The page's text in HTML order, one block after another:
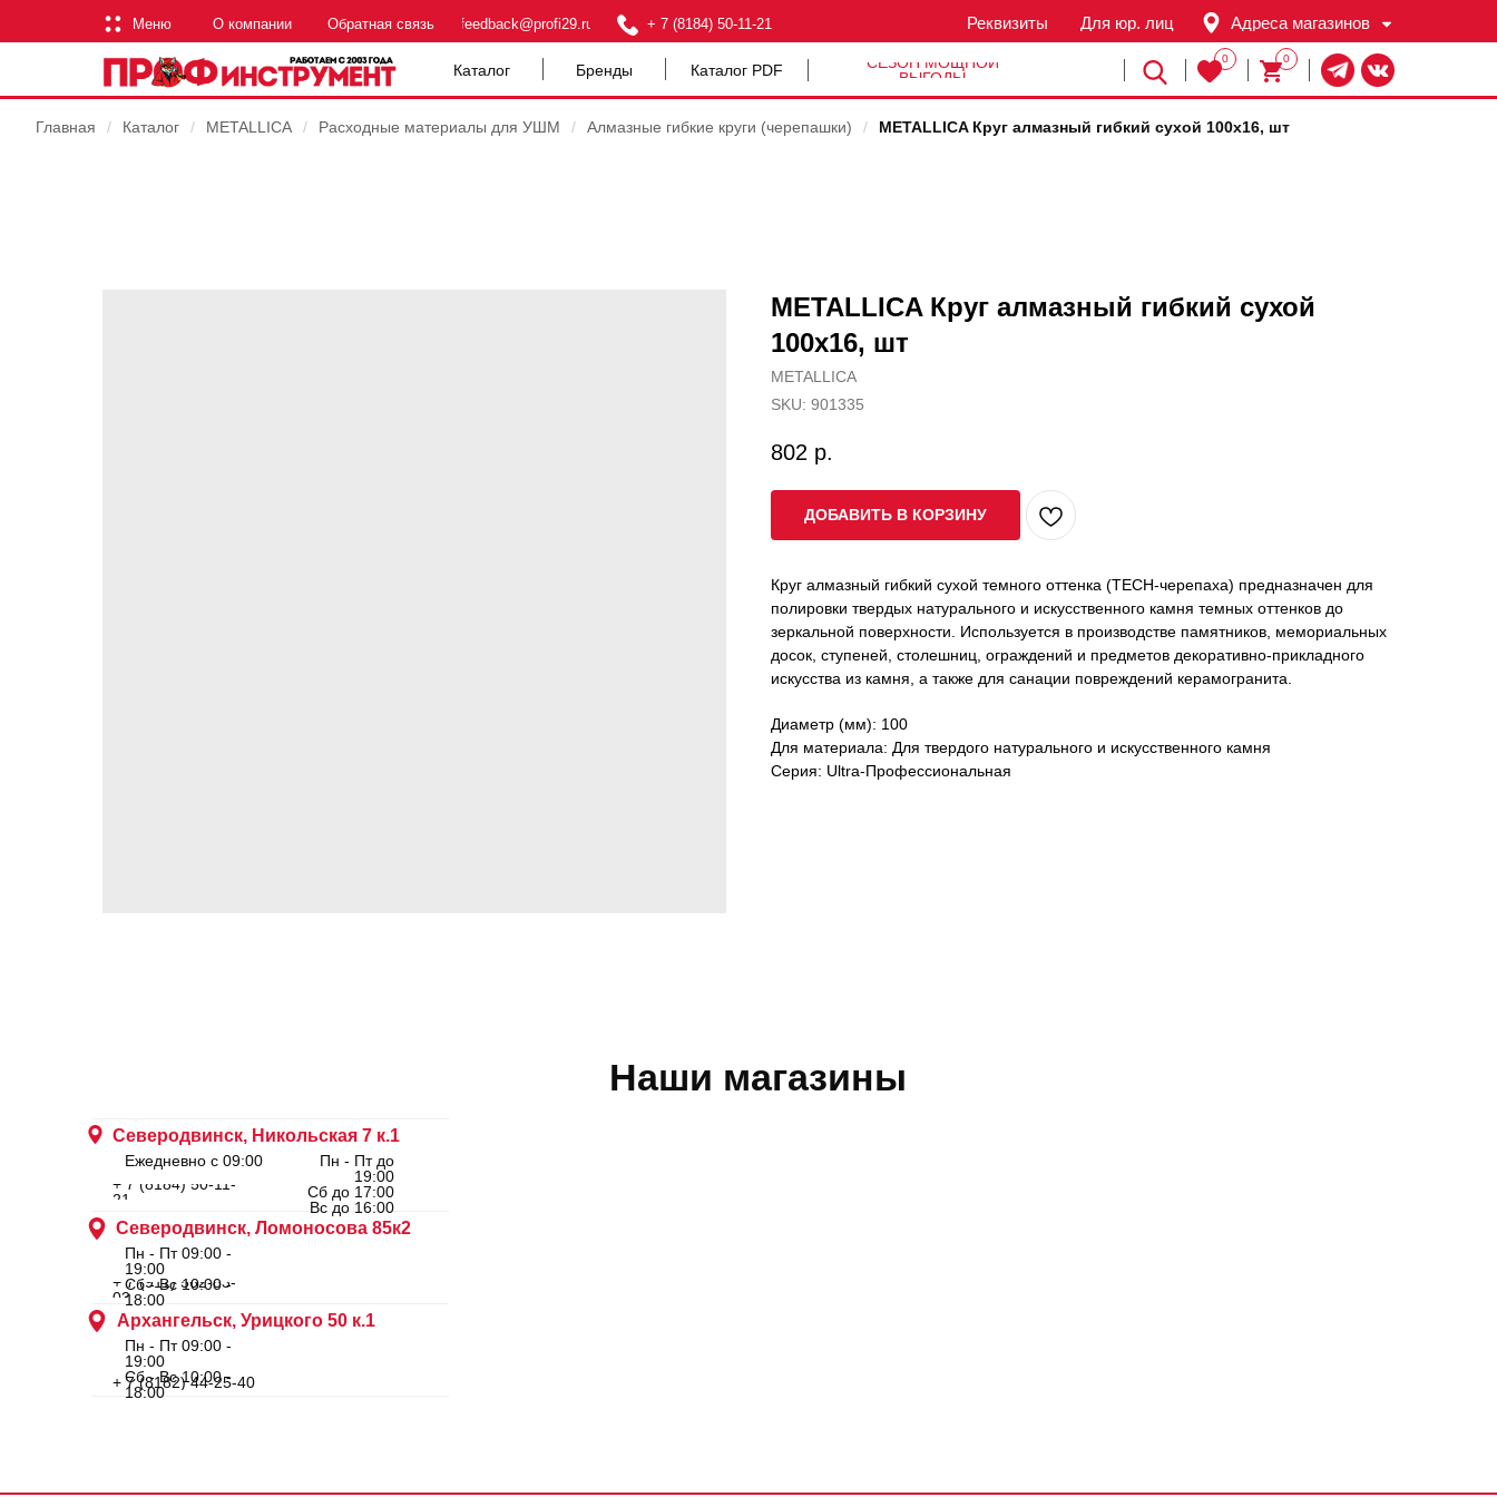
Меню + 7 (8184) 50-11-21
Обратная связь feedback@profi29.ru Для юр. лиц
Реквизиты
О компании
Каталог
Адреса магазинов
0
0
Бренды Каталог PDF
СЕЗОН МОЩНОЙ
ВЫГОДЫ
Главная / Каталог / METALLICA / Расходные материалы для УШМ / Алмазные гибкие круги (черепашки) / METALLICA Круг алмазный гибкий сухой 100х16, шт
METALLICA Круг алмазный гибкий сухой
100х16, шт
METALLICA
SKU: 901335
802 р.
ДОБАВИТЬ В КОРЗИНУ
Круг алмазный гибкий сухой темного оттенка (TECH-черепаха) предназначен для
полировки твердых натурального и искусственного камня темных оттенков до
зеркальной поверхности. Используется в производстве памятников, мемориальных
досок, ступеней, столешниц, ограждений и предметов декоративно-прикладного
искусства из камня, а также для санации повреждений керамогранита.
Диаметр (мм): 100
Для материала: Для твердого натурального и искусственного камня
Серия: Ultra-Профессиональная
Наши магазины
Архангельск, Урицкого 50 к.1
Северодвинск, Ломоносова 85к2
Северодвинск, Никольская 7 к.1
Ежедневно с 09:00
Пн - Пт до
19:00
Сб до 17:00
Вс до 16:00
Пн - Пт 09:00 -
19:00
Сб - Вс 10:00 -
18:00
Пн - Пт 09:00 -
19:00
Сб - Вс 10:00 -
18:00
+ 7 (8184) 50-11-
21
+ 7 (911) 562-83-
03
+ 7 (8182) 44-25-40